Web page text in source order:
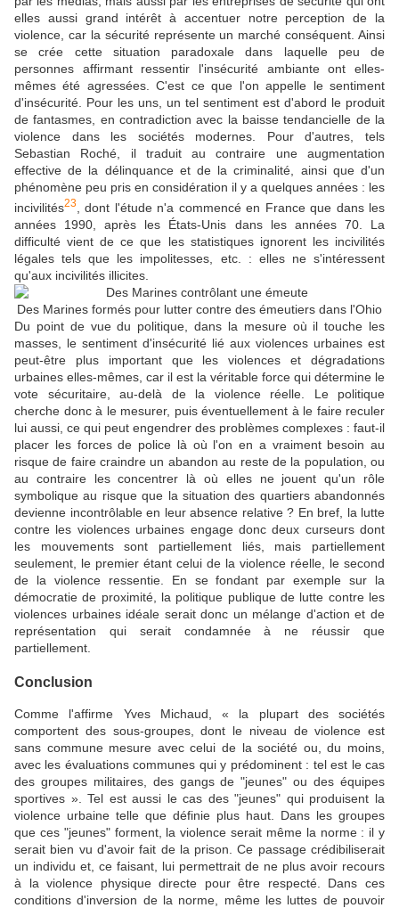
elles aussi grand intérêt à accentuer notre perception de la
violence, car la sécurité représente un marché conséquent. Ainsi
se crée cette situation paradoxale dans laquelle peu de
personnes affirmant ressentir l'insécurité ambiante ont elles-
mêmes été agressées. C'est ce que l'on appelle le sentiment
d'insécurité. Pour les uns, un tel sentiment est d'abord le produit
de fantasmes, en contradiction avec la baisse tendancielle de la
violence dans les sociétés modernes. Pour d'autres, tels
Sebastian Roché, il traduit au contraire une augmentation
effective de la délinquance et de la criminalité, ainsi que d'un
phénomène peu pris en considération il y a quelques années : les
incivilités23
, dont l'étude n'a commencé en France que dans les
années 1990, après les États-Unis dans les années 70. La
difficulté vient de ce que les statistiques ignorent les incivilités
légales tels que les impolitesses, etc. : elles ne s'intéressent
qu'aux incivilités illicites.
Des Marines formés pour lutter contre des émeutiers dans l'Ohio
Du point de vue du politique, dans la mesure où il touche les
masses, le sentiment d'insécurité lié aux violences urbaines est
peut-être plus important que les violences et dégradations
urbaines elles-mêmes, car il est la véritable force qui détermine le
vote sécuritaire, au-delà de la violence réelle. Le politique
cherche donc à le mesurer, puis éventuellement à le faire reculer
lui aussi, ce qui peut engendrer des problèmes complexes : faut-il
placer les forces de police là où l'on en a vraiment besoin au
risque de faire craindre un abandon au reste de la population, ou
au contraire les concentrer là où elles ne jouent qu'un rôle
symbolique au risque que la situation des quartiers abandonnés
devienne incontrôlable en leur absence relative ? En bref, la lutte
contre les violences urbaines engage donc deux curseurs dont
les mouvements sont partiellement liés, mais partiellement
seulement, le premier étant celui de la violence réelle, le second
de la violence ressentie. En se fondant par exemple sur la
démocratie de proximité, la politique publique de lutte contre les
violences urbaines idéale serait donc un mélange d'action et de
représentation qui serait condamnée à ne réussir que
partiellement.
Conclusion
Comme l'affirme Yves Michaud, « la plupart des sociétés
comportent des sous-groupes, dont le niveau de violence est
sans commune mesure avec celui de la société ou, du moins,
avec les évaluations communes qui y prédominent : tel est le cas
des groupes militaires, des gangs de "jeunes" ou des équipes
sportives ». Tel est aussi le cas des "jeunes" qui produisent la
violence urbaine telle que définie plus haut. Dans les groupes
que ces "jeunes" forment, la violence serait même la norme : il y
serait bien vu d'avoir fait de la prison. Ce passage crédibiliserait
un individu et, ce faisant, lui permettrait de ne plus avoir recours
à la violence physique directe pour être respecté. Dans ces
conditions d'inversion de la norme, même les luttes de pouvoir